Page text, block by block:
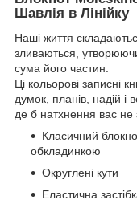
Шавлія в Лінійку
Наші життя
зливаються,
сума його частин.
Ці кольорові записні
думок, планів, надій і
де б натхнення вас не
Класичний
обкладинкою
Округлені кути
Еластична